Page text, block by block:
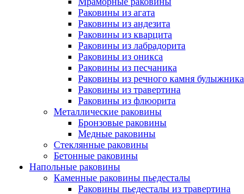
Раковины из агата
Раковины из андезита
Раковины из кварцита
Раковины из лабрадорита
Раковины из оникса
Раковины из песчаника
Раковины из речного камня булыжника
Раковины из травертина
Раковины из флюорита
Металлические раковины
Бронзовые раковины
Медные раковины
Стеклянные раковины
Бетонные раковины
Напольные раковины
Каменные раковины пьедесталы
Раковины пьедесталы из травертина